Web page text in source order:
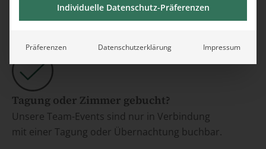
Tagung oder Zimmer gebucht?
Unsere Team-Events sind nur in Verbindung
mit einer Tagung oder Übernachtung buchbar.
Individuelle Datenschutz-Präferenzen
Präferenzen Datenschutzerklärung Impressum